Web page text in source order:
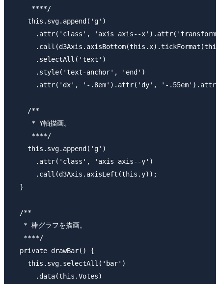
     ****/
    this.svg.append('g')
.attr('class', 'axis axis--
      .selectAll('text')
      .style('text-anchor', 'end')
.attr('dx', '-.8em').attr('dy', '-
    /**
     * Y軸描画。
     ****/
    this.svg.append('g')
      .attr('class', 'axis axis--y')
      .call(d3Axis.axisLeft(this.y));
  }
  /**
   * 棒グラフを描画。
   ****/
  private drawBar() {
    this.svg.selectAll('bar')
      .data(this.Votes)